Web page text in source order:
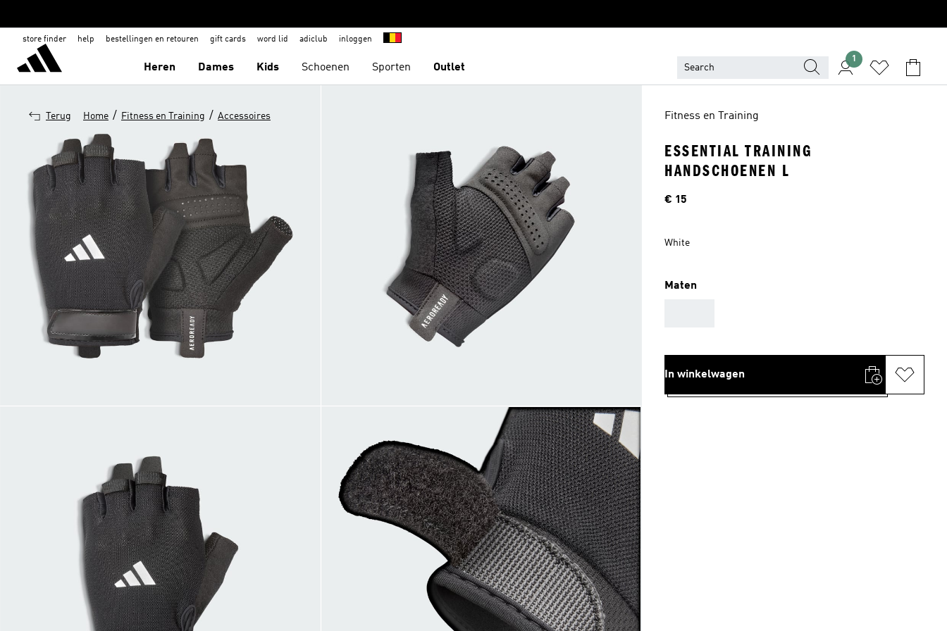
store finder help bestellingen en retouren gift cards word lid adiclub inloggen
Heren Dames Kids Schoenen Sporten Outlet
1
Terug Home / Fitness en Training / Accessoires Fitness en Training
ESSENTIAL TRAINING
HANDSCHOENEN L
Price
€ 15
White
Maten
In winkelwagen